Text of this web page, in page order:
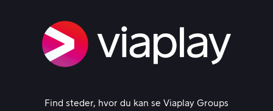
Find steder, hvor du kan se Viaplay Groups